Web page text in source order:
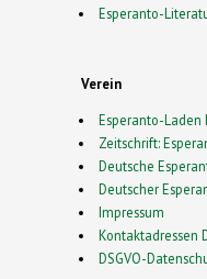
Esperanto-
Verein
Esperanto-Laden
Zeitschrift:
Deutsche
Deutscher
Impressum
Kontaktadressen
DSGVO-